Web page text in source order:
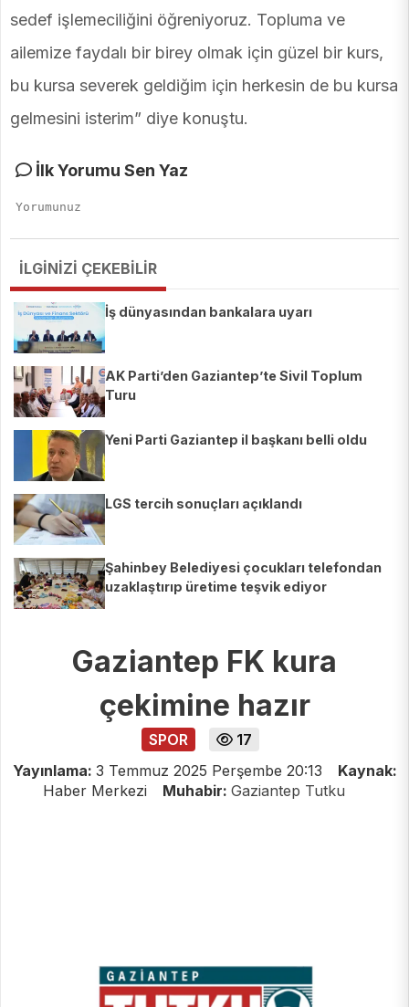
sedef işlemeciliğini öğreniyoruz. Topluma ve
ailemize faydalı bir birey olmak için güzel bir kurs,
bu kursa severek geldiğim için herkesin de bu kursa
gelmesini isterim” diye konuştu.
İlk Yorumu Sen Yaz
İLGİNİZİ ÇEKEBİLİR
İş dünyasından bankalara uyarı
AK Parti’den Gaziantep’te Sivil Toplum
Turu
Yeni Parti Gaziantep il başkanı belli oldu
LGS tercih sonuçları açıklandı
Şahinbey Belediyesi çocukları telefondan
uzaklaştırıp üretime teşvik ediyor
Gaziantep FK kura
çekimine hazır
SPOR
17
Yayınlama: 3 Temmuz 2025 Perşembe 20:13
Kaynak:
Haber Merkezi
Muhabir: Gaziantep Tutku